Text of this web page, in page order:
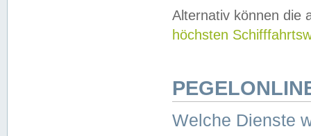
Alternativ können die
höchsten
Welche Dienste